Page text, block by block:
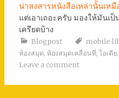
น่าสงสารหนังสือเหล่านั้นเห
แต่เอาเถอะครับ มองให้มันเ
เครียดบ้าง
Blogpost mobile
ห้องสมุด, ห้องสมุดเคลื่อนที่,ไอเดีย
Leave a comment